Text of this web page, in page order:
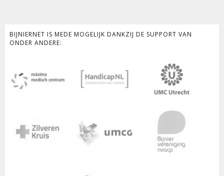
BIJNIERNET IS MEDE MOGELIJK DANKZIJ DE SUPPORT VAN
ONDER ANDERE: